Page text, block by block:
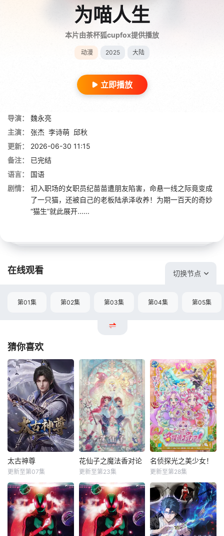
为喵人生
本片由茶杯狐cupfox提供播放
动漫 2025 大陆
立即播放
导演：
魏永亮
主演：
张杰 李诗萌 邱秋
更新：
2026-06-30 11:15
备注：
已完结
语言：
国语
剧情：
初入职场的女职员纪苗苗遭朋友陷害，命悬一线之际竟变成
了一只猫，还被自己的老板陆承泽收养！为期一百天的奇妙
“猫生”就此展开......
在线观看 切换节点
第01集 第02集 第03集 第04集 第05集
猜你喜欢
太古神尊
更新至第07集
花仙子之魔法香对论
更新至第23集
名侦探光之美少女！
更新至第28集